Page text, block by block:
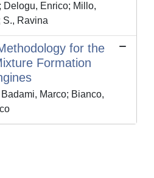
Delogu, Enrico; Millo,
S., Ravina
for the
Formation
Marco; Bianco,